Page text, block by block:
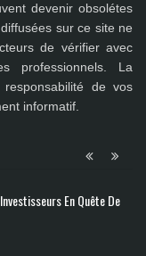
devenir obsolétes
sur ce site ne
de vérifier avec
professionnels. La
de vos
informatif.
En Quête De